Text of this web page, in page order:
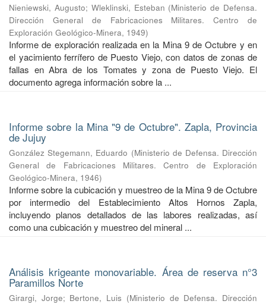
Nieniewski, Augusto; Wleklinski, Esteban (Ministerio de Defensa.
Dirección General de Fabricaciones Militares. Centro de
Exploración Geológico-Minera, 1949)
Informe de exploración realizada en la Mina 9 de Octubre y en
el yacimiento ferrífero de Puesto Viejo, con datos de zonas de
fallas en Abra de los Tomates y zona de Puesto Viejo. El
documento agrega información sobre la ...
Informe sobre la Mina "9 de Octubre". Zapla, Provincia
de Jujuy
González Stegemann, Eduardo (Ministerio de Defensa. Dirección
General de Fabricaciones Militares. Centro de Exploración
Geológico-Minera, 1946)
Informe sobre la cubicación y muestreo de la Mina 9 de Octubre
por intermedio del Establecimiento Altos Hornos Zapla,
incluyendo planos detallados de las labores realizadas, así
como una cubicación y muestreo del mineral ...
Análisis krigeante monovariable. Área de reserva n°3
Paramillos Norte
Girargi, Jorge; Bertone, Luis (Ministerio de Defensa. Dirección